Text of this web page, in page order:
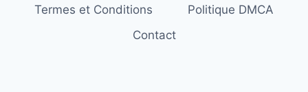
Termes et Conditions
Politique DMCA
Contact